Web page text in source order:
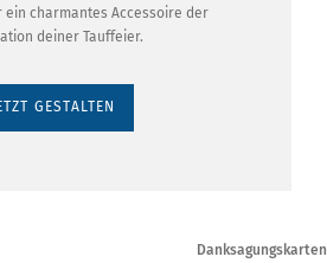
ein charmantes Accessoire der
deiner Tauffeier.
GESTALTEN
Danksagungskarten